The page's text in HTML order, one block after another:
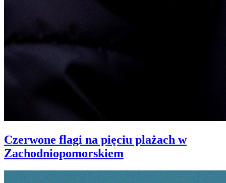
Czerwone flagi na pięciu plażach w
Zachodniopomorskiem